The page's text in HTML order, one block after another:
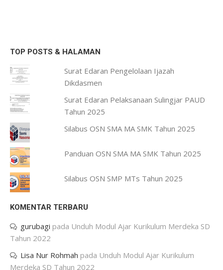
TOP POSTS & HALAMAN
Surat Edaran Pengelolaan Ijazah
Dikdasmen
Surat Edaran Pelaksanaan Sulingjar PAUD
Tahun 2025
Silabus OSN SMA MA SMK Tahun 2025
Panduan OSN SMA MA SMK Tahun 2025
Silabus OSN SMP MTs Tahun 2025
KOMENTAR TERBARU
gurubagi pada Unduh Modul Ajar Kurikulum Merdeka SD
Tahun 2022
Lisa Nur Rohmah pada Unduh Modul Ajar Kurikulum
Merdeka SD Tahun 2022